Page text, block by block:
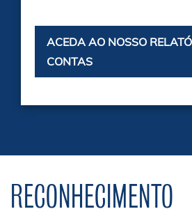
ACEDA AO NOSSO
CONTAS
RECONHECIMENTO